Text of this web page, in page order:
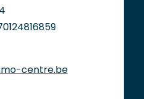
centre.be